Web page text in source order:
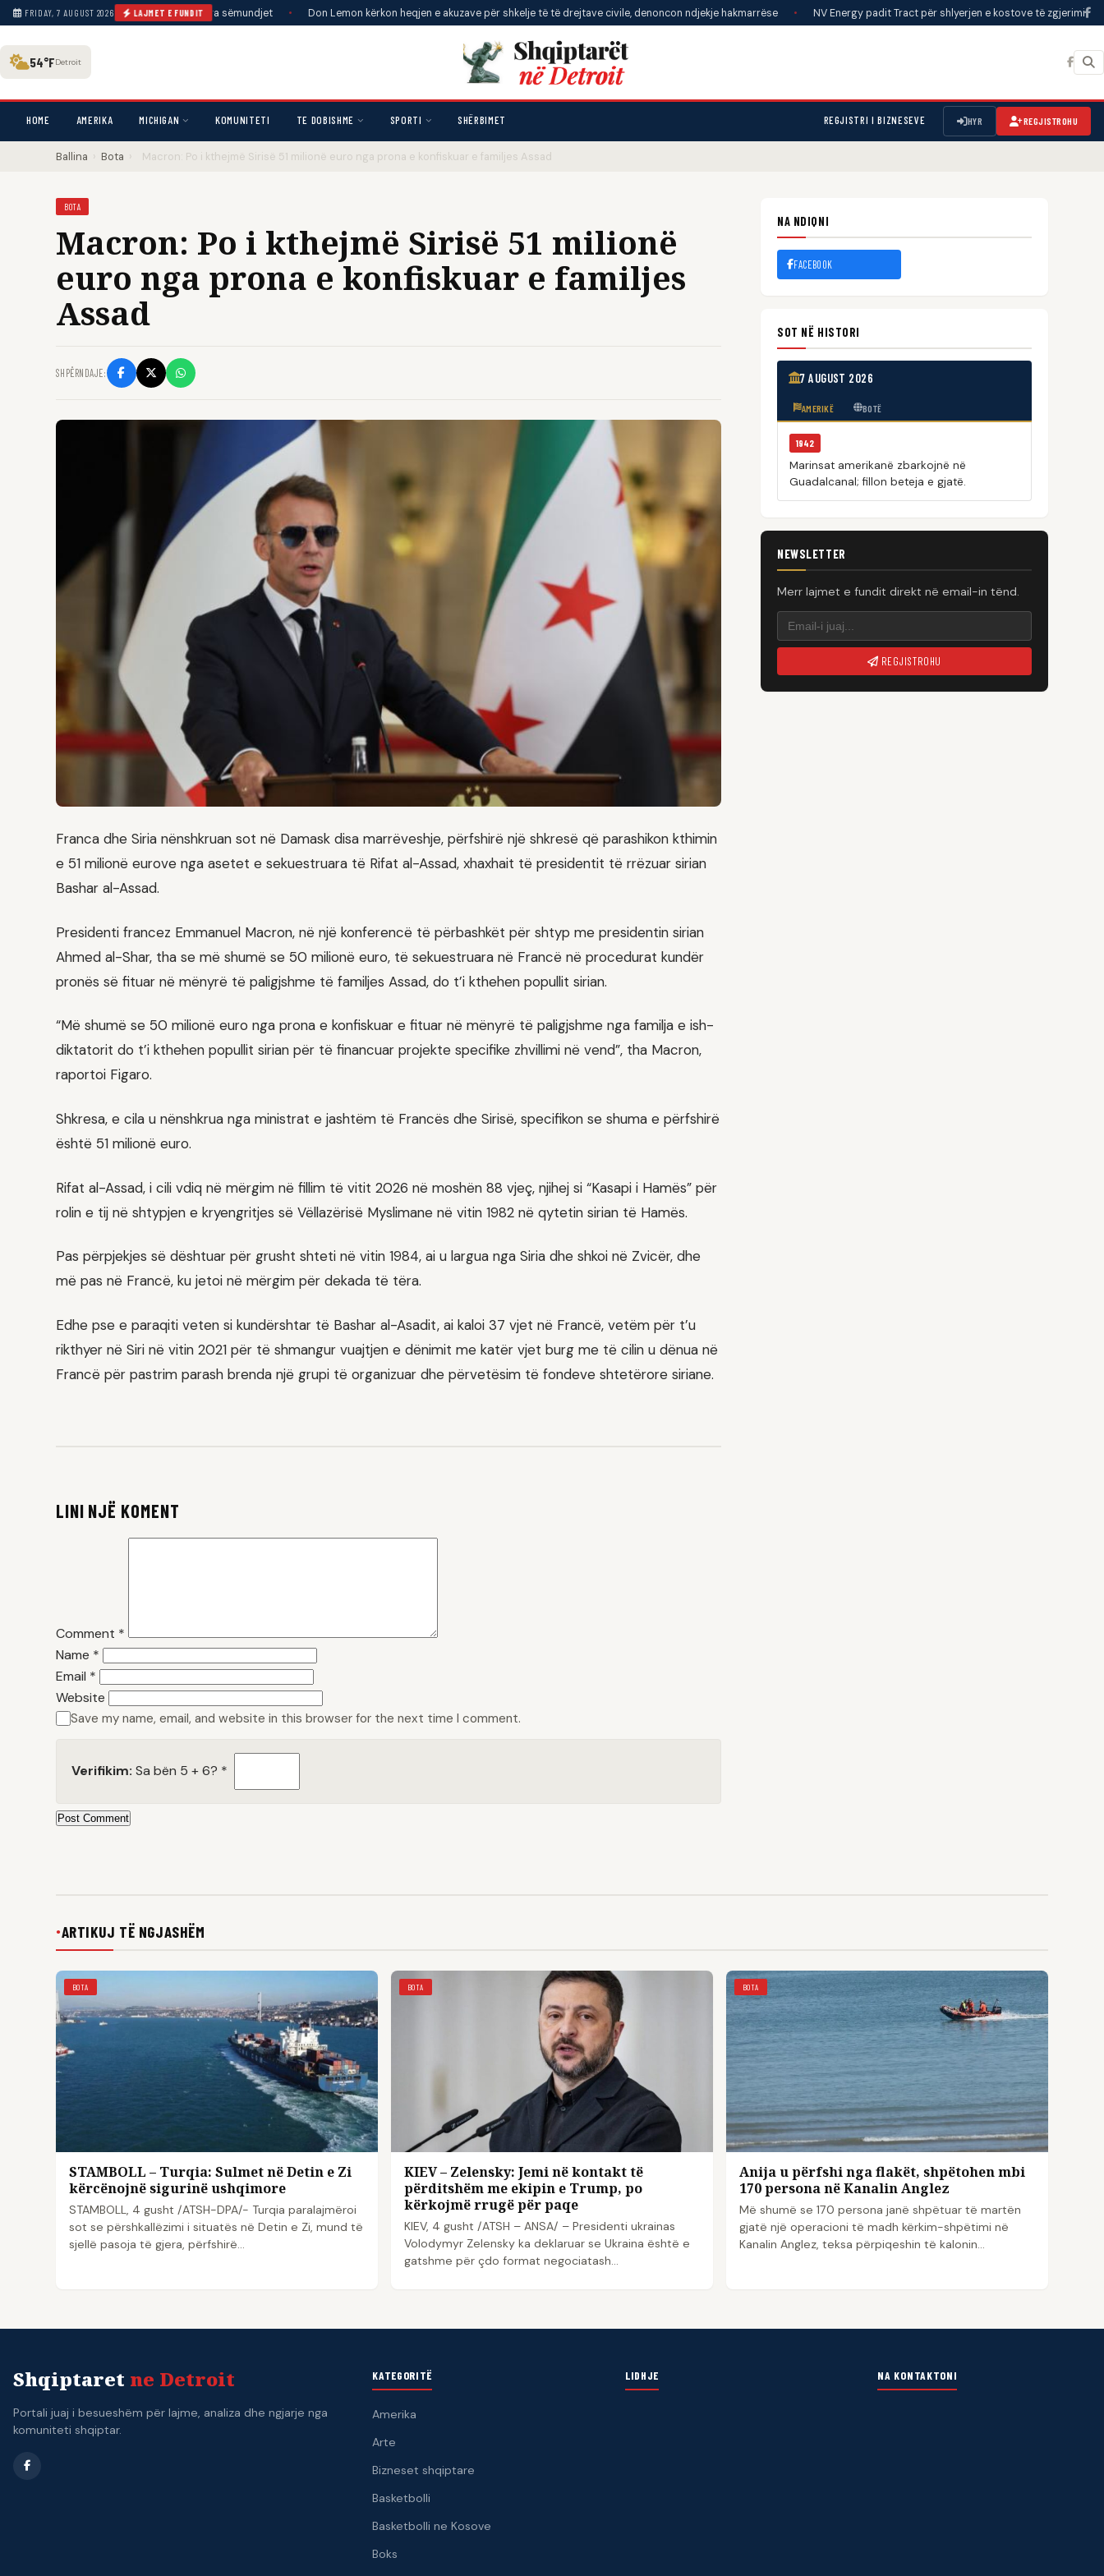
FRIDAY, 7 AUGUST 2026 LAJMET E FUNDIT
për kushtet dhe frikën nga sëmundjet • Don Lemon kërkon heqjen e akuzave për shkelje të të drejtave civile, denoncon ndjekje hakmarrëse • NV Energy padit Tract për shlyerjen e kostove të zgjerimit të rrjetit që
54°FDetroit
HOME AMERIKA MICHIGAN KOMUNITETI TE DOBISHME SPORTI SHËRBIMET REGJISTRI I BIZNESEVE HYR REGJISTROHU
Ballina › Bota › Macron: Po i kthejmë Sirisë 51 milionë euro nga prona e konfiskuar e familjes Assad
BOTA
Macron: Po i kthejmë Sirisë 51 milionë
euro nga prona e konfiskuar e familjes
Assad
SHPËRNDAJE:
Franca dhe Siria nënshkruan sot në Damask disa marrëveshje, përfshirë një shkresë që parashikon kthimin
e 51 milionë eurove nga asetet e sekuestruara të Rifat al-Assad, xhaxhait të presidentit të rrëzuar sirian
Bashar al-Assad.
Presidenti francez Emmanuel Macron, në një konferencë të përbashkët për shtyp me presidentin sirian
Ahmed al-Shar, tha se më shumë se 50 milionë euro, të sekuestruara në Francë në procedurat kundër
pronës së fituar në mënyrë të paligjshme të familjes Assad, do t’i kthehen popullit sirian.
“Më shumë se 50 milionë euro nga prona e konfiskuar e fituar në mënyrë të paligjshme nga familja e ish-
diktatorit do t’i kthehen popullit sirian për të financuar projekte specifike zhvillimi në vend”, tha Macron,
raportoi Figaro.
Shkresa, e cila u nënshkrua nga ministrat e jashtëm të Francës dhe Sirisë, specifikon se shuma e përfshirë
është 51 milionë euro.
Rifat al-Assad, i cili vdiq në mërgim në fillim të vitit 2026 në moshën 88 vjeç, njihej si “Kasapi i Hamës” për
rolin e tij në shtypjen e kryengritjes së Vëllazërisë Myslimane në vitin 1982 në qytetin sirian të Hamës.
Pas përpjekjes së dështuar për grusht shteti në vitin 1984, ai u largua nga Siria dhe shkoi në Zvicër, dhe
më pas në Francë, ku jetoi në mërgim për dekada të tëra.
Edhe pse e paraqiti veten si kundërshtar të Bashar al-Asadit, ai kaloi 37 vjet në Francë, vetëm për t’u
rikthyer në Siri në vitin 2021 për të shmangur vuajtjen e dënimit me katër vjet burg me të cilin u dënua në
Francë për pastrim parash brenda një grupi të organizuar dhe përvetësim të fondeve shtetërore siriane.
LINI NJË KOMENT
Comment *
Name *
Email *
Website
Save my name, email, and website in this browser for the next time I comment.
Verifikim: Sa bën 5 + 6? *
Post Comment
NA NDIQNI
FACEBOOK
SOT NË HISTORI
7 AUGUST 2026
AMERIKË BOTË
1942
Marinsat amerikanë zbarkojnë në
Guadalcanal; fillon beteja e gjatë.
NEWSLETTER
Merr lajmet e fundit direkt në email-in tënd.
REGJISTROHU
●ARTIKUJ TË NGJASHËM
BOTA
STAMBOLL – Turqia: Sulmet në Detin e Zi
kërcënojnë sigurinë ushqimore
STAMBOLL, 4 gusht /ATSH-DPA/- Turqia paralajmëroi
sot se përshkallëzimi i situatës në Detin e Zi, mund të
sjellë pasoja të gjera, përfshirë…
BOTA
KIEV – Zelensky: Jemi në kontakt të
përditshëm me ekipin e Trump, po
kërkojmë rrugë për paqe
KIEV, 4 gusht /ATSH – ANSA/ – Presidenti ukrainas
Volodymyr Zelensky ka deklaruar se Ukraina është e
gatshme për çdo format negociatash…
BOTA
Anija u përfshi nga flakët, shpëtohen mbi
170 persona në Kanalin Anglez
Më shumë se 170 persona janë shpëtuar të martën
gjatë një operacioni të madh kërkim-shpëtimi në
Kanalin Anglez, teksa përpiqeshin të kalonin…
Shqiptaret ne Detroit
Portali juaj i besueshëm për lajme, analiza dhe ngjarje nga
komuniteti shqiptar.
KATEGORITË
Amerika
Arte
Bizneset shqiptare
Basketbolli
Basketbolli ne Kosove
Boks
LIDHJE NA KONTAKTONI